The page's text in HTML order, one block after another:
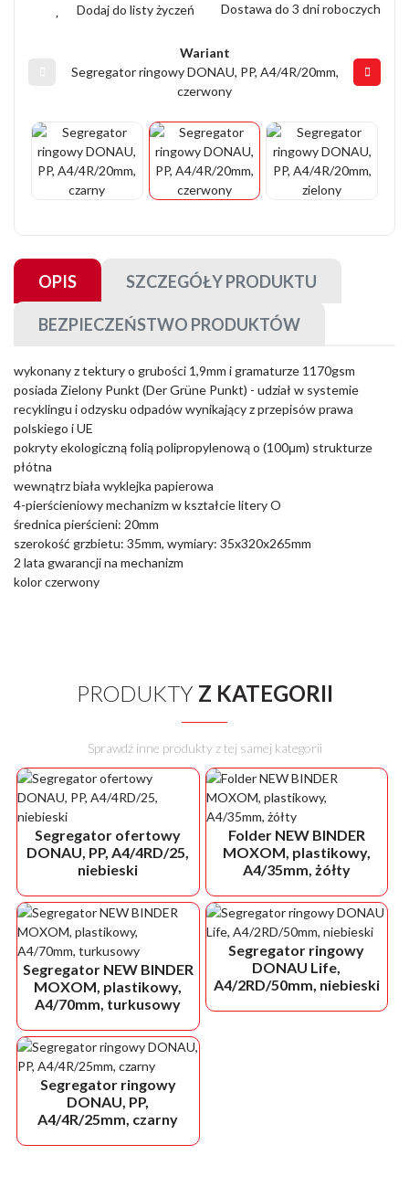
Dostawa do 3 dni roboczych
Dodaj do listy życzeń
Wariant
Segregator ringowy DONAU, PP, A4/4R/20mm,
czerwony
OPIS SZCZEGÓŁY PRODUKTU
BEZPIECZEŃSTWO PRODUKTÓW
wykonany z tektury o grubości 1,9mm i gramaturze 1170gsm
posiada Zielony Punkt (Der Grüne Punkt) - udział w systemie
recyklingu i odzysku odpadów wynikający z przepisów prawa
polskiego i UE
pokryty ekologiczną folią polipropylenową o (100μm) strukturze
płótna
wewnątrz biała wyklejka papierowa
4-pierścieniowy mechanizm w kształcie litery O
średnica pierścieni: 20mm
szerokość grzbietu: 35mm, wymiary: 35x320x265mm
2 lata gwarancji na mechanizm
kolor czerwony
PRODUKTY Z KATEGORII
Sprawdź inne produkty z tej samej kategorii
Segregator ofertowy
DONAU, PP, A4/4RD/25,
niebieski
Folder NEW BINDER
MOXOM, plastikowy,
A4/35mm, żółty
Segregator NEW BINDER
MOXOM, plastikowy,
A4/70mm, turkusowy
Segregator ringowy
DONAU Life,
A4/2RD/50mm, niebieski
Segregator ringowy
DONAU, PP,
A4/4R/25mm, czarny